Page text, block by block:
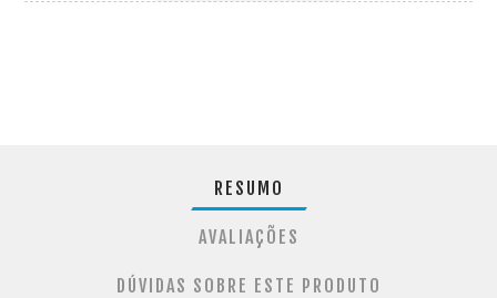
RESUMO
AVALIAÇÕES
DÚVIDAS SOBRE ESTE PRODUTO